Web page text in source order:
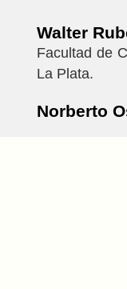
Walter
Facultad de
La Plata.
Norberto